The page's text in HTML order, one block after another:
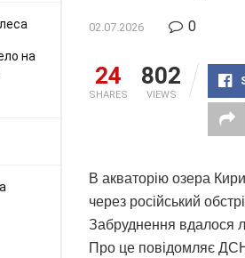
на
02.07.2026 0
24
SHARES
802
VIEWS
В акваторію озера
через російський
Забруднення вдалося
Про це повідомляє